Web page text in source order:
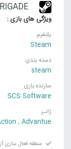
ویژگی های بازی :
پلتفرم
Steam
دسته بندی
steam
سازنده بازی
SCS Software
ژانـر
, Advantue
منطقه فعال سازی